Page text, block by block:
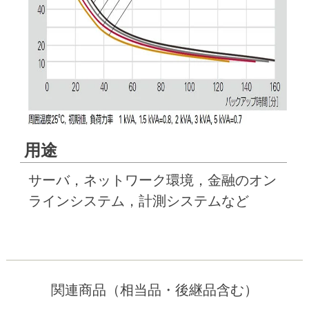
用途
サーバ，ネットワーク環境，⾦融のオン
ラインシステム，計測システムなど
関連商品（相当品・後継品含む）